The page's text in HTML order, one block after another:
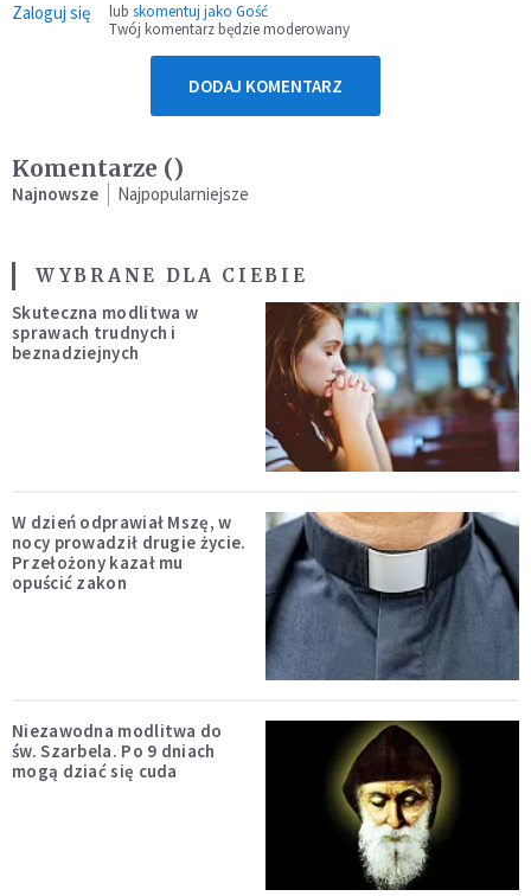
Zaloguj się lub skomentuj jako Gość
Twój komentarz będzie moderowany
DODAJ KOMENTARZ
Komentarze ()
Najnowsze Najpopularniejsze
WYBRANE DLA CIEBIE
Skuteczna modlitwa w
sprawach trudnych i
beznadziejnych
W dzień odprawiał Mszę, w
nocy prowadził drugie życie.
Przełożony kazał mu
opuścić zakon
Niezawodna modlitwa do
św. Szarbela. Po 9 dniach
mogą dziać się cuda